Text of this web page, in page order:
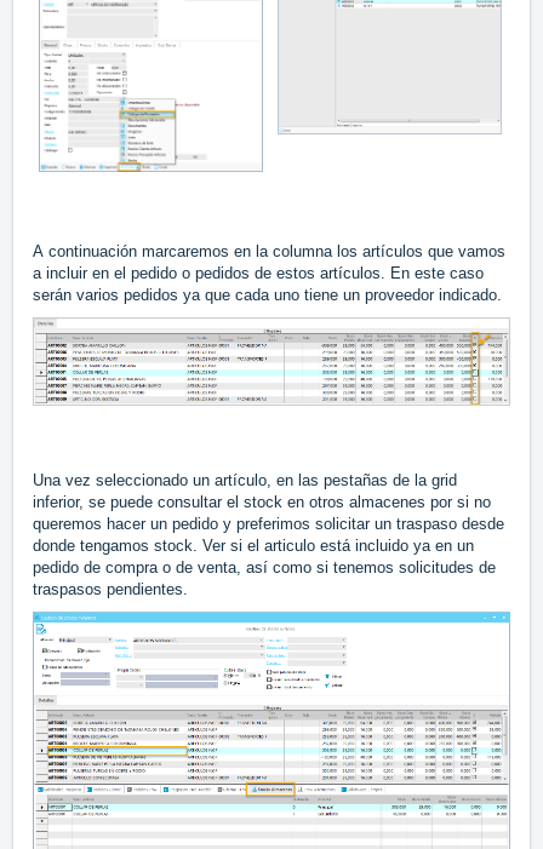
A continuación marcaremos en la columna los artículos que vamos
a incluir en el pedido o pedidos de estos artículos. En este caso
serán varios pedidos ya que cada uno tiene un proveedor indicado.
Una vez seleccionado un artículo, en las pestañas de la grid
inferior, se puede consultar el stock en otros almacenes por si no
queremos hacer un pedido y preferimos solicitar un traspaso desde
donde tengamos stock. Ver si el articulo está incluido ya en un
pedido de compra o de venta, así como si tenemos solicitudes de
traspasos pendientes.